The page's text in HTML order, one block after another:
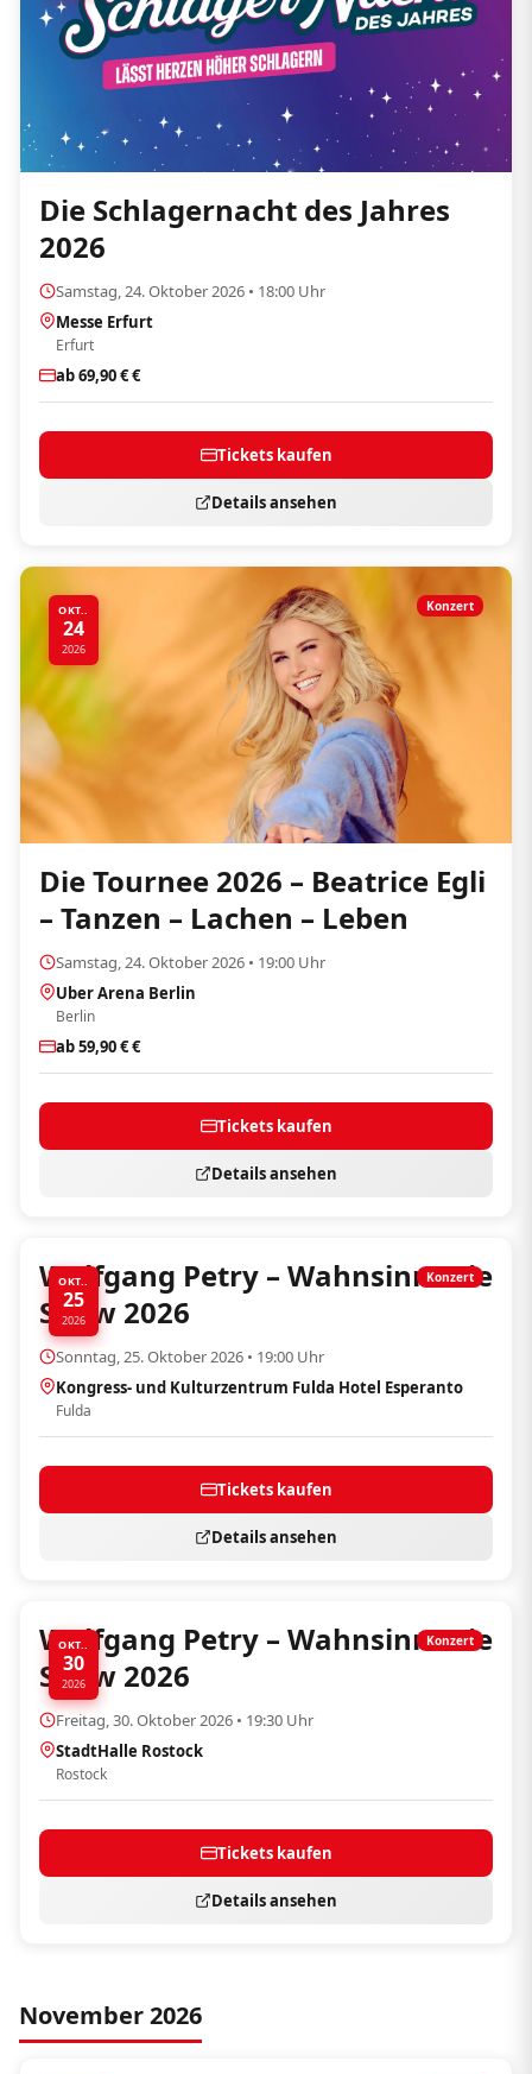
Die Schlagernacht des Jahres
2026
Samstag, 24. Oktober 2026 • 18:00 Uhr
Messe Erfurt
Erfurt
ab 69,90 € €
Tickets kaufen
Details ansehen
OKT..
24
2026
Konzert
Die Tournee 2026 – Beatrice Egli
– Tanzen – Lachen – Leben
Samstag, 24. Oktober 2026 • 19:00 Uhr
Uber Arena Berlin
Berlin
ab 59,90 € €
Tickets kaufen
Details ansehen
OKT..
25
2026
Konzert
Wolfgang Petry – Wahnsinn! Die
Show 2026
Sonntag, 25. Oktober 2026 • 19:00 Uhr
Kongress- und Kulturzentrum Fulda Hotel Esperanto
Fulda
Tickets kaufen
Details ansehen
OKT..
30
2026
Konzert
Wolfgang Petry – Wahnsinn! Die
Show 2026
Freitag, 30. Oktober 2026 • 19:30 Uhr
StadtHalle Rostock
Rostock
Tickets kaufen
Details ansehen
November 2026